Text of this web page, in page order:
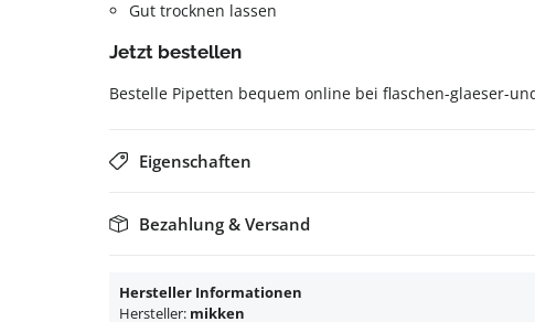
Gut trocknen lassen
Jetzt bestellen
Bestelle Pipetten bequem online bei flaschen-glaeser-
Eigenschaften
Bezahlung & Versand
Hersteller Informationen
Hersteller: mikken